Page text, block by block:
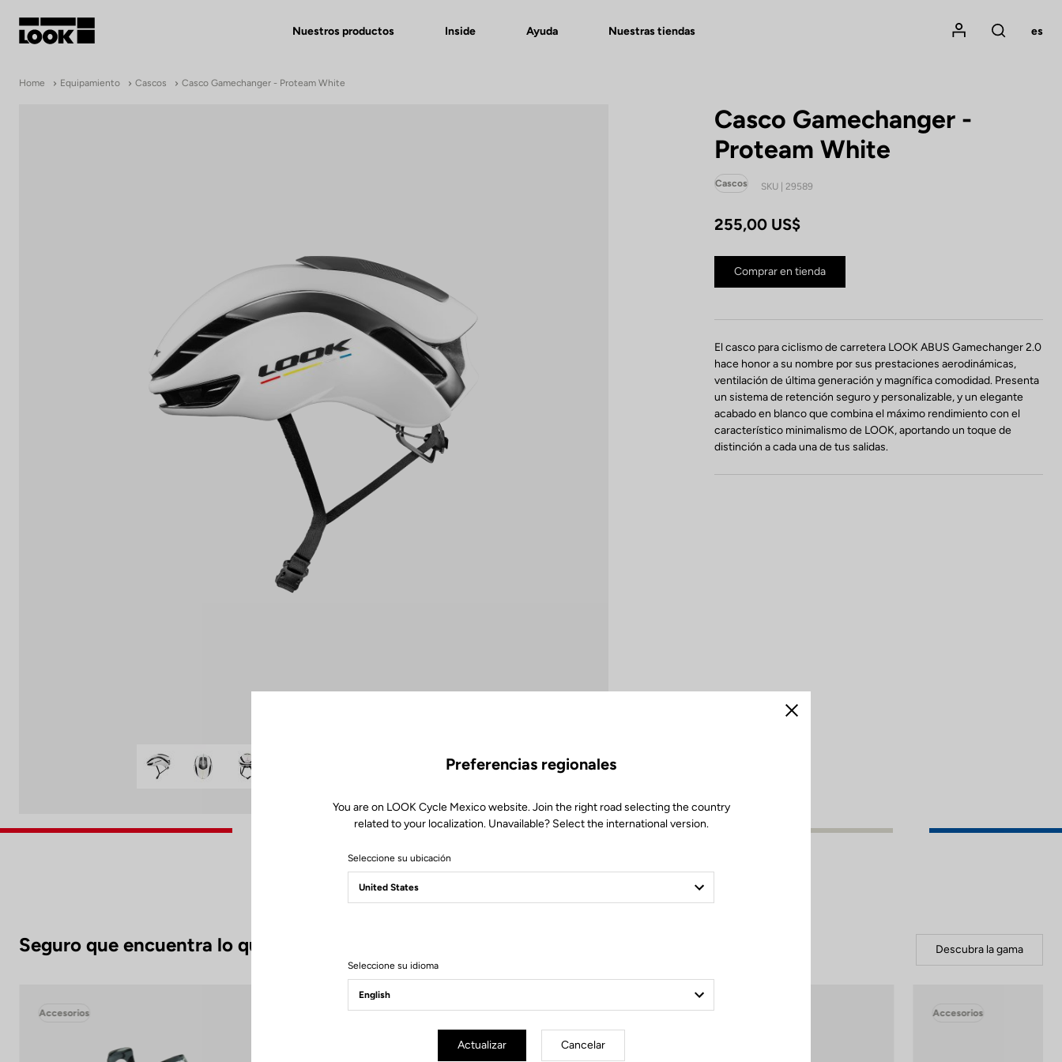
Nuestros productos Inside Ayuda Nuestras tiendas
Mon compte
Rechercher
es
Home Equipamiento Cascos Casco Gamechanger - Proteam White
Casco Gamechanger -
Proteam White
Cascos SKU | 29589
255,00 US$
Comprar en tienda
El casco para ciclismo de carretera LOOK ABUS Gamechanger 2.0
hace honor a su nombre por sus prestaciones aerodinámicas,
ventilación de última generación y magnífica comodidad. Presenta
un sistema de retención seguro y personalizable, y un elegante
acabado en blanco que combina el máximo rendimiento con el
característico minimalismo de LOOK, aportando un toque de
distinción a cada una de tus salidas.
Seguro que encuentra lo que busca. Descubra la gama
Accesorios Accesorios Accesorios Accesorios
Cerrar
Preferencias regionales
You are on LOOK Cycle Mexico website. Join the right road selecting the country
related to your localization. Unavailable? Select the international version.
Seleccione su ubicación
Seleccione su idioma
Actualizar Cancelar